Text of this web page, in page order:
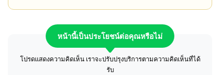
หน้านี้เป็นประโยชน์ต่อคุณหรือไม่
โปรดแสดงความคิดเห็น เราจะปรับปรุงบริการตามความคิดเห็นที่ได้
รับ